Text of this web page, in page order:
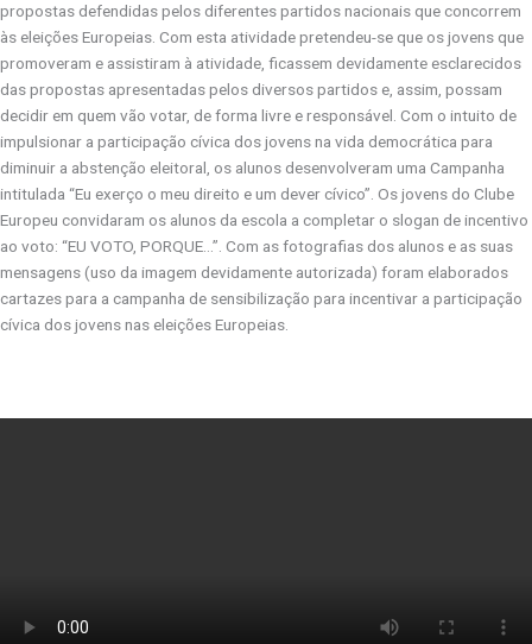
propostas defendidas pelos diferentes partidos nacionais que concorrem
às eleições Europeias. Com esta atividade pretendeu-se que os jovens que
promoveram e assistiram à atividade, ficassem devidamente esclarecidos
das propostas apresentadas pelos diversos partidos e, assim, possam
decidir em quem vão votar, de forma livre e responsável. Com o intuito de
impulsionar a participação cívica dos jovens na vida democrática para
diminuir a abstenção eleitoral, os alunos desenvolveram uma Campanha
intitulada “Eu exerço o meu direito e um dever cívico”. Os jovens do Clube
Europeu convidaram os alunos da escola a completar o slogan de incentivo
ao voto: “EU VOTO, PORQUE…”. Com as fotografias dos alunos e as suas
mensagens (uso da imagem devidamente autorizada) foram elaborados
cartazes para a campanha de sensibilização para incentivar a participação
cívica dos jovens nas eleições Europeias.